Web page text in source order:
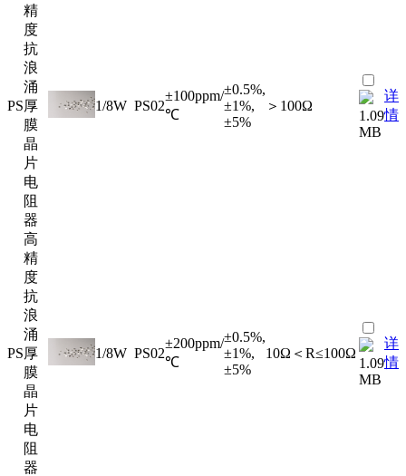
PS
精
度
抗
浪
涌
厚
膜
晶
片
电
阻
器
1/8W PS02
±100ppm/
℃
±0.5%,
±1%,
±5%
＞100Ω
1.09
MB
详
情
PS
高
精
度
抗
浪
涌
厚
膜
晶
片
电
阻
器
1/8W PS02
±200ppm/
℃
±0.5%,
±1%,
±5%
10Ω＜R≤100Ω
1.09
MB
详
情